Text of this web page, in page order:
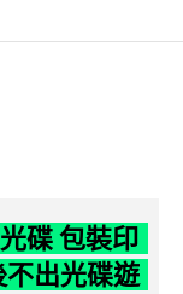
碟 包裝印
出光碟遊